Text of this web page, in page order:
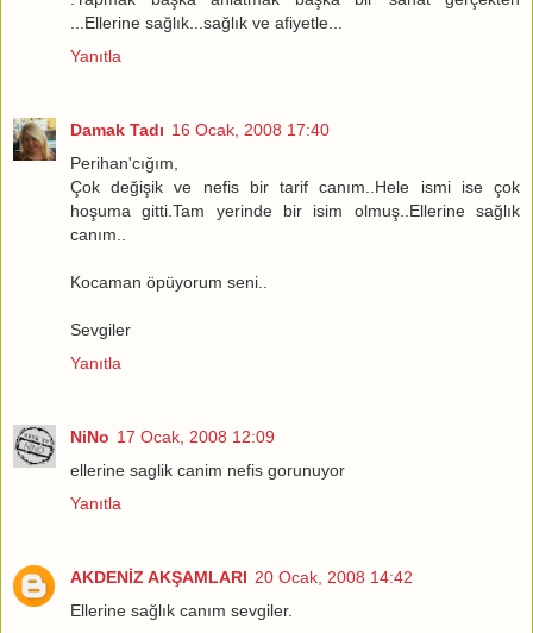
...Ellerine sağlık...sağlık ve afiyetle...
Yanıtla
Damak Tadı 16 Ocak, 2008 17:40
Perihan'cığım,
Çok değişik ve nefis bir tarif canım..Hele ismi ise çok
hoşuma gitti.Tam yerinde bir isim olmuş..Ellerine sağlık
canım..
Kocaman öpüyorum seni..
Sevgiler
Yanıtla
NiNo 17 Ocak, 2008 12:09
ellerine saglik canim nefis gorunuyor
Yanıtla
AKDENİZ AKŞAMLARI 20 Ocak, 2008 14:42
Ellerine sağlık canım sevgiler.